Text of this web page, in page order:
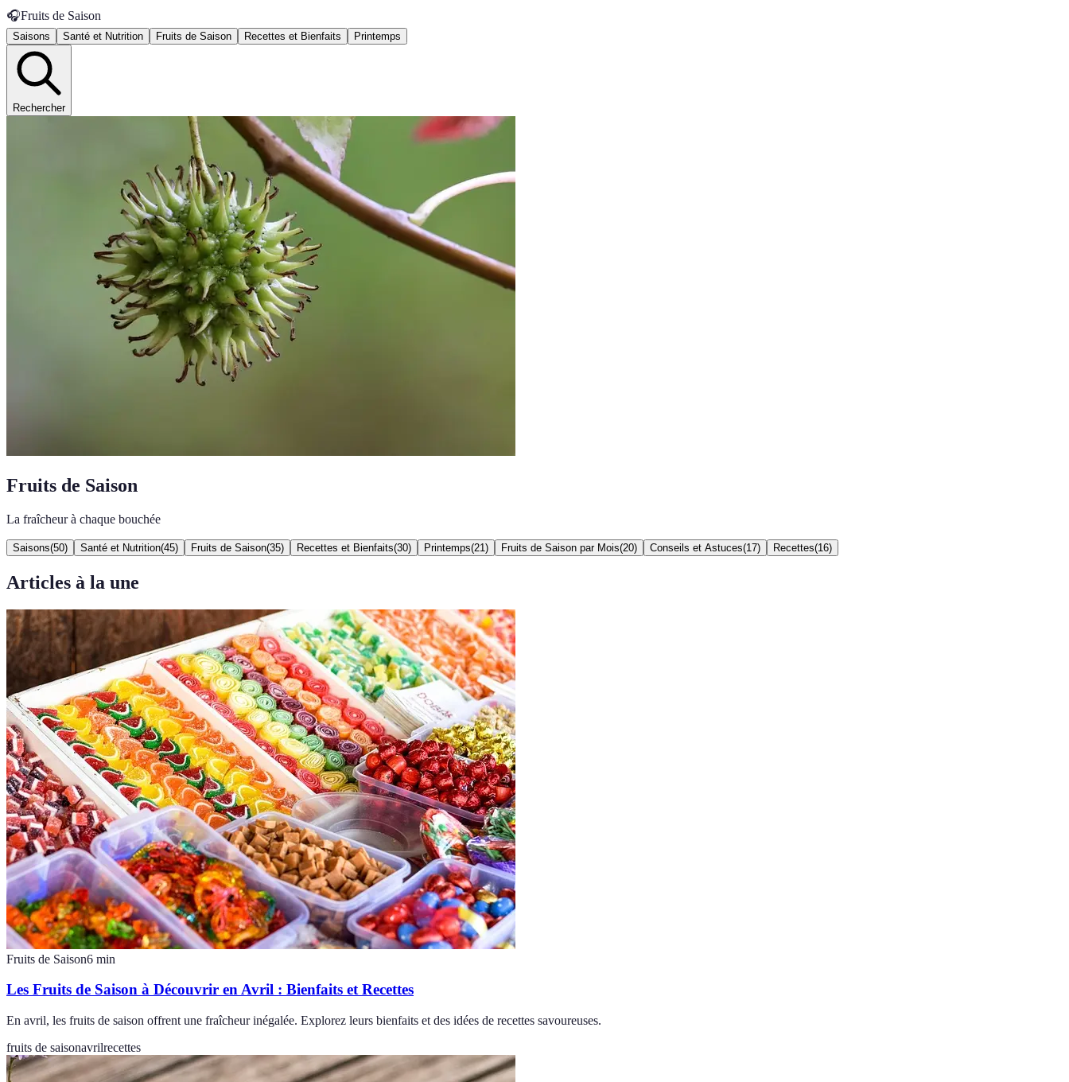
🎧Fruits de Saison
Saisons Santé et Nutrition Fruits de Saison Recettes et Bienfaits Printemps
Rechercher
Fruits de Saison
La fraîcheur à chaque bouchée
Saisons(50) Santé et Nutrition(45) Fruits de Saison(35) Recettes et Bienfaits(30) Printemps(21 ) Fruits de Saison par Mois(20) Conseils et Astuces(17) Recettes(16)
Articles à la une
Fruits de Saison6 min
Les Fruits de Saison à Découvrir en Avril : Bienfaits et Recettes
En avril, les fruits de saison offrent une fraîcheur inégalée. Explorez leurs bienfaits et des idées de recettes savoureuses.
fruits de saisonavrilrecettes